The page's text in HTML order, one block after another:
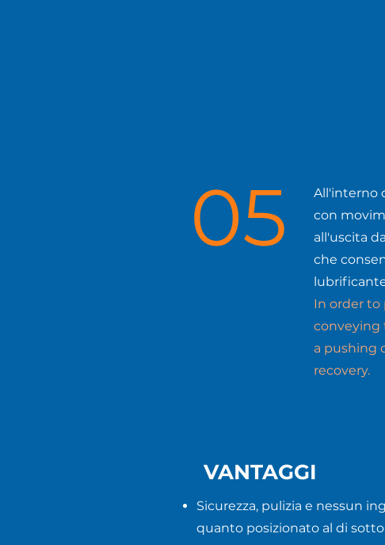
05
All'interno
con
all'uscita
che
In order to
conveying
a pushing
recovery.
VANTAGGI
Sicurezza, pulizia e nessun
quanto posizionato al di